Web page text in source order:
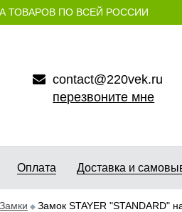
ТОВАРОВ ПО ВСЕЙ РОССИИ
contact@220vek.ru
перезвоните мне
Оплата Доставка и
Замки Замок STAYER "STANDARD"